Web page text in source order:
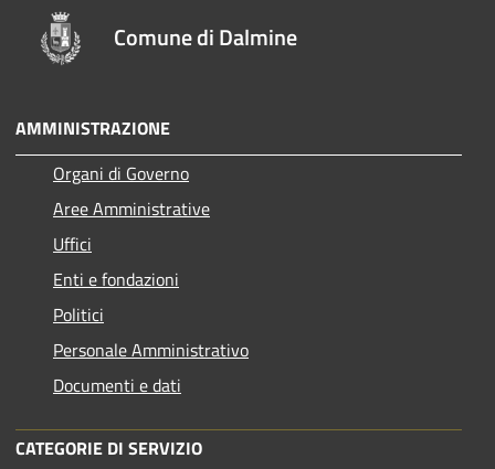
Comune di Dalmine
AMMINISTRAZIONE
Organi di Governo
Aree Amministrative
Uffici
Enti e fondazioni
Politici
Personale Amministrativo
Documenti e dati
CATEGORIE DI SERVIZIO